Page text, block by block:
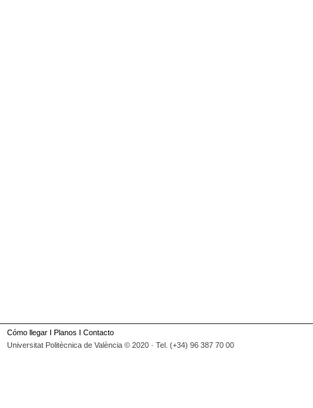
Cómo llegar I Planos I Contacto
Universitat Politècnica de València © 2020 · Tel. (+34) 96 387 70 00